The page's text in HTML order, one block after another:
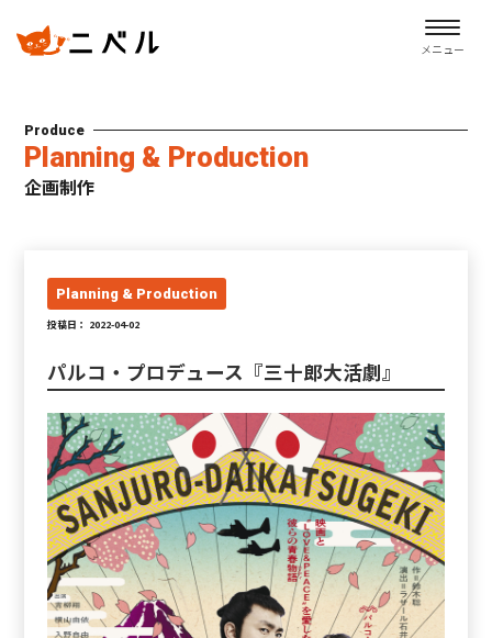
メニュー
Produce
Planning & Production
企画制作
Planning & Production
投稿日： 2022-04-02
パルコ・プロデュース『三十郎大活劇』